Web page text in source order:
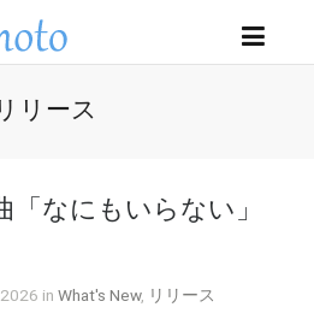
リリース
「なにもいらない」
inWhat's New, リリース